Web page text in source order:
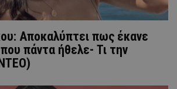
Αποκαλύπτει πως έκανε
πάντα ήθελε- Τι την